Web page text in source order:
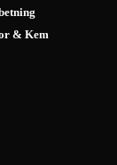
& Kem